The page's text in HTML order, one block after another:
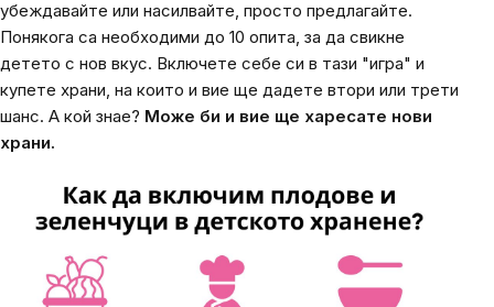
убеждавайте или насилвайте, просто предлагайте.
Понякога са необходими до 10 опита, за да свикне
детето с нов вкус. Включете себе си в тази "игра" и
купете храни, на които и вие ще дадете втори или трети
шанс. А кой знае? Може би и вие ще харесате нови
храни.